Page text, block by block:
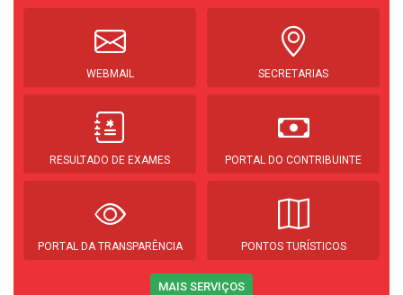
WEBMAIL SECRETARIAS
RESULTADO DE EXAMES PORTAL DO CONTRIBUINTE
PORTAL DA TRANSPARÊNCIA PONTOS TURÍSTICOS
MAIS SERVIÇOS